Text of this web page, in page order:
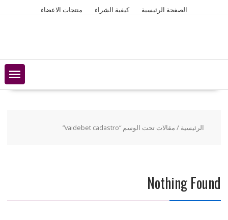
الصفحة الرئيسية كيفية الشراء منتجات الاعضاء
الرئيسية / مقالات تحت الوسم “vaidebet cadastro”
Nothing Found